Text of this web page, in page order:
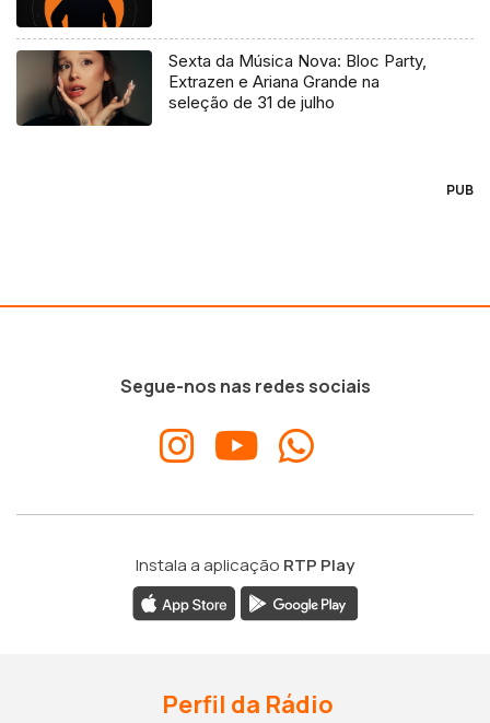
Sexta da Música Nova: Bloc Party,
Extrazen e Ariana Grande na
seleção de 31 de julho
PUB
Segue-nos nas redes sociais
Instala a aplicação RTP Play
Perfil da Rádio